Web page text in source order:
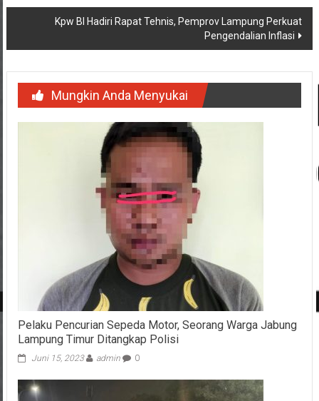
Kpw BI Hadiri Rapat Tehnis, Pemprov Lampung Perkuat
Pengendalian Inflasi
Mungkin Anda Menyukai
Pelaku Pencurian Sepeda Motor, Seorang Warga Jabung
Lampung Timur Ditangkap Polisi
Juni 15, 2023 admin 0